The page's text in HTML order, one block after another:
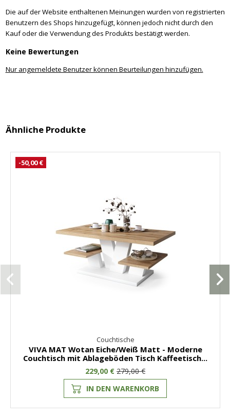
Die auf der Website enthaltenen Meinungen wurden von registrierten
Benutzern des Shops hinzugefügt, können jedoch nicht durch den
Kauf oder die Verwendung des Produkts bestätigt werden.
Keine Bewertungen
Nur angemeldete Benutzer können Beurteilungen hinzufügen.
Ähnliche Produkte
-50,00 €
Couchtische
VIVA MAT Wotan Eiche/Weiß Matt - Moderne
Couchtisch mit Ablageböden Tisch Kaffeetisch...
229,00 € 279,00 €
IN DEN WARENKORB